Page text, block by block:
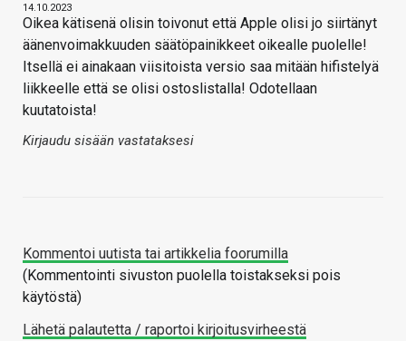
14.10.2023
Oikea kätisenä olisin toivonut että Apple olisi jo siirtänyt
äänenvoimakkuuden säätöpainikkeet oikealle puolelle!
Itsellä ei ainakaan viisitoista versio saa mitään hifistelyä
liikkeelle että se olisi ostoslistalla! Odotellaan
kuutatoista!
Kirjaudu sisään vastataksesi
Kommentoi uutista tai artikkelia foorumilla
(Kommentointi sivuston puolella toistakseksi pois
käytöstä)
Lähetä palautetta / raportoi kirjoitusvirheestä